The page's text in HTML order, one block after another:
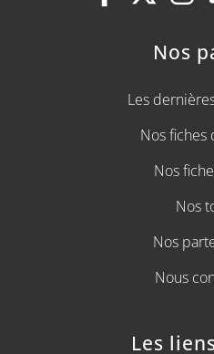
Nos
Les
Nos fiches
Nos
Nos
Nos
Nous
Les